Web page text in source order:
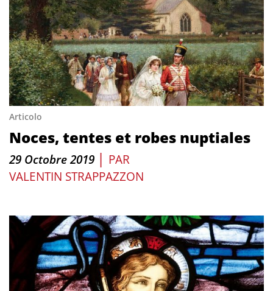
Articolo
Noces, tentes et robes nuptiales
29 Octobre 2019 | PAR
VALENTIN STRAPPAZZON